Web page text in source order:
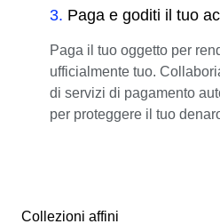
3. Paga e goditi il tuo
Paga il tuo oggetto per
ufficialmente tuo.
di servizi di pagamento
per proteggere il tuo
Collezioni affini